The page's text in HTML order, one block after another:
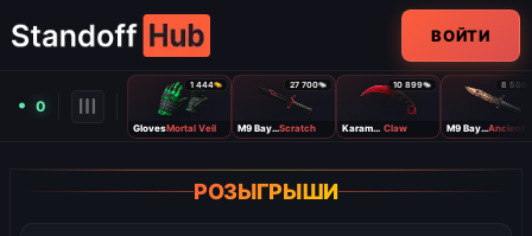
ВОЙТИ
0
1 444
GlovesMortal Veil
27 700
M9 BayonetScratch
10 899
KarambitClaw
8 500
M9 BayonetAncient
РОЗЫГРЫШИ